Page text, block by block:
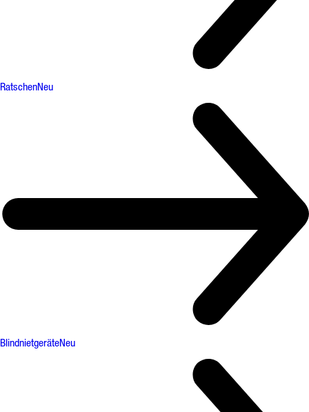
RatschenNeu
BlindnietgeräteNeu